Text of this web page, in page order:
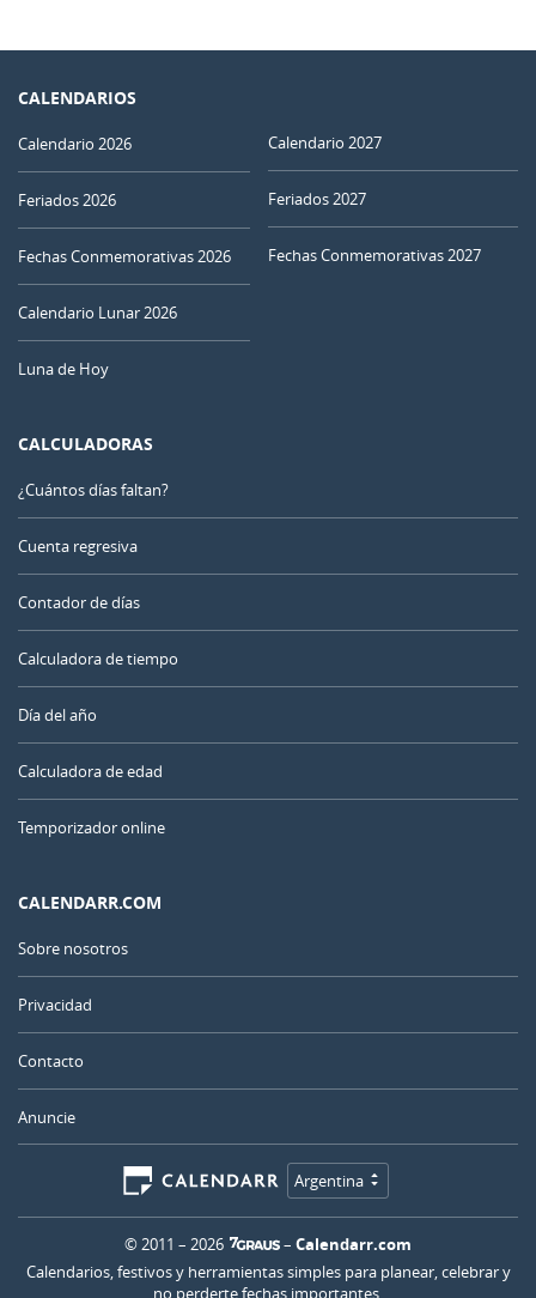
CALENDARIOS
Calendario 2026
Feriados 2026
Fechas Conmemorativas 2026
Calendario Lunar 2026
Luna de Hoy
Calendario 2027
Feriados 2027
Fechas Conmemorativas 2027
CALCULADORAS
¿Cuántos días faltan?
Cuenta regresiva
Contador de días
Calculadora de tiempo
Día del año
Calculadora de edad
Temporizador online
CALENDARR.COM
Sobre nosotros
Privacidad
Contacto
Anuncie
Argentina
© 2011 – 2026 – Calendarr.com
Calendarios, festivos y herramientas simples para planear, celebrar y
no perderte fechas importantes.